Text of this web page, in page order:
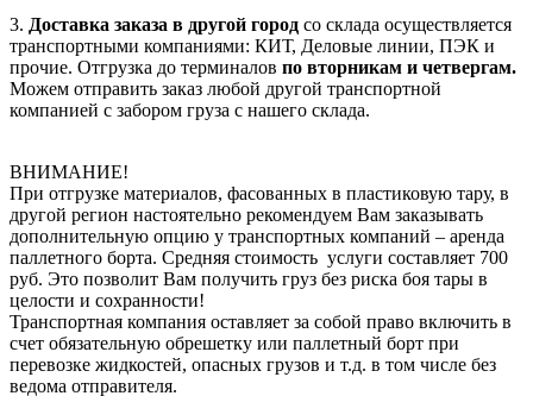
3. Доставка заказа в другой город со склада осуществляется
транспортными компаниями: КИТ, Деловые линии, ПЭК и
прочие. Отгрузка до терминалов по вторникам и четвергам.
Можем отправить заказ любой другой транспортной
компанией с забором груза с нашего склада.
ВНИМАНИЕ!
При отгрузке материалов, фасованных в пластиковую тару, в
другой регион настоятельно рекомендуем Вам заказывать
дополнительную опцию у транспортных компаний – аренда
паллетного борта. Средняя стоимость услуги составляет 700
руб. Это позволит Вам получить груз без риска боя тары в
целости и сохранности!
Транспортная компания оставляет за собой право включить в
счет обязательную обрешетку или паллетный борт при
перевозке жидкостей, опасных грузов и т.д. в том числе без
ведома отправителя.